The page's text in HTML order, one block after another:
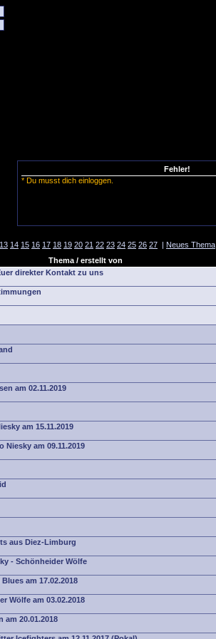
Fehler!
* Du musst dich einloggen.
13 14 15 16 17 18 19 20 21 22 23 24 25 26 27 | Neues Thema
Thema / erstellt von
direkter Kontakt zu uns
am 02.11.2019
am 15.11.2019
Niesky am 09.11.2019
aus Diez-Limburg
- Schönheider Wölfe
am 17.02.2018
Wölfe am 03.02.2018
am 20.01.2018